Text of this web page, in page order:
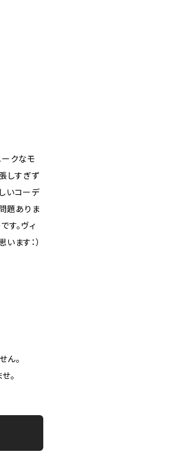
ークなモ
しすぎず
いコーデ
題ありま
す。ヴィ
ます：）
ん。
。